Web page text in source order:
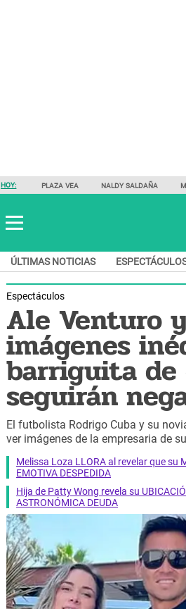
HOY: PLAZA VEA NALDY SALDAÑA
ÚLTIMAS NOTICIAS
Espectáculos
Ale Venturo
imágenes
barriguita de
seguirán
El futbolista Rodrigo Cuba y su
ver imágenes de la empresaria de
Melissa Loza LLORA al revelar que su
EMOTIVA DESPEDIDA
Hija de Patty Wong revela su
ASTRONÓMICA DEUDA